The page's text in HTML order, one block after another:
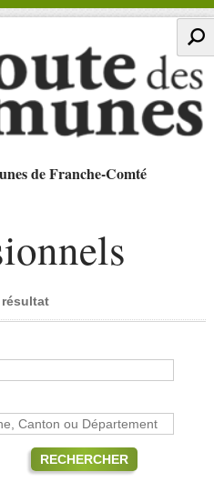
de Franche-Comté
résultat
RECHERCHER